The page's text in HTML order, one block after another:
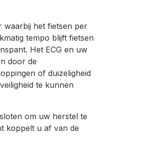
waarbij het fietsen per
tempo blijft fietsen
Het ECG en uw
door de
of duizeligheid
te kunnen
om uw herstel te
koppelt u af van de